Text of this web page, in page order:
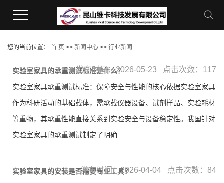
您的当前位置： 首 页 >> 新闻中心 >> 行业新闻
实验室家具的承重测试标准是什么？
实验室家具承重测试标准：保障安全与性能的核心依据实验室家具
作为科研活动的基础载体，需承载仪器设备、试剂样品、实验耗材
等重物，其承重性能直接关系到实验安全与设备稳定性。我国针对
实验室家具的承重测试制定了明确
发布时间：2026-05-23 点击次数：117
实验室家具的安装是否需要专业工具？发布时间：2026-04-04 点击次数：84